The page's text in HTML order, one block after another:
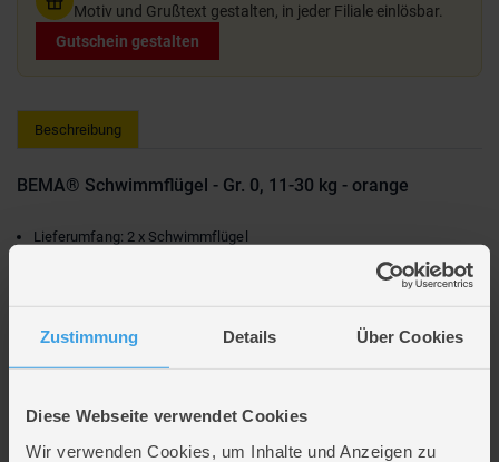
Zustimmung Details Über Cookies
Diese Webseite verwendet Cookies
Wir verwenden Cookies, um Inhalte und Anzeigen zu
Motiv und Grußtext gestalten, in jeder Filiale einlösbar.
Gutschein gestalten
Beschreibung
BEMA® Schwimmflügel - Gr. 0, 11-30 kg - orange
Lieferumfang: 2 x Schwimmflügel
Körpergewicht: 11 - 30 kg
Altersempfehlung: 1 - 6 Jahre
Hersteller-Artikelnr.: Happy People